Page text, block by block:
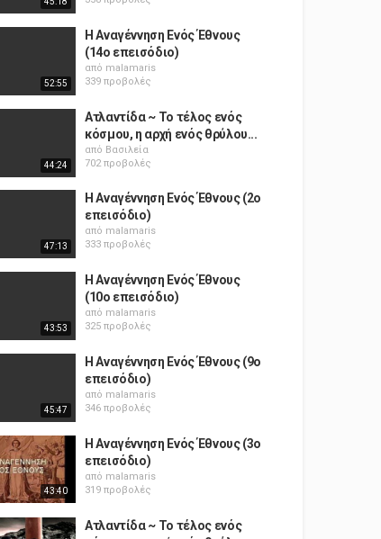
52:55
Η Αναγέννηση Ενός Έθνους
(14ο επεισόδιο)
από malamaris
339 προβολές
44:24
Ατλαντίδα ~ Το τέλος ενός
κόσμου, η αρχή ενός θρύλου...
από Βασιλεία
702 προβολές
47:13
Η Αναγέννηση Ενός Έθνους (2ο
επεισόδιο)
από malamaris
333 προβολές
43:53
Η Αναγέννηση Ενός Έθνους
(10ο επεισόδιο)
από malamaris
325 προβολές
45:47
Η Αναγέννηση Ενός Έθνους (9ο
επεισόδιο)
από malamaris
346 προβολές
43:40
Η Αναγέννηση Ενός Έθνους (3ο
επεισόδιο)
από malamaris
319 προβολές
Ατλαντίδα ~ Το τέλος ενός